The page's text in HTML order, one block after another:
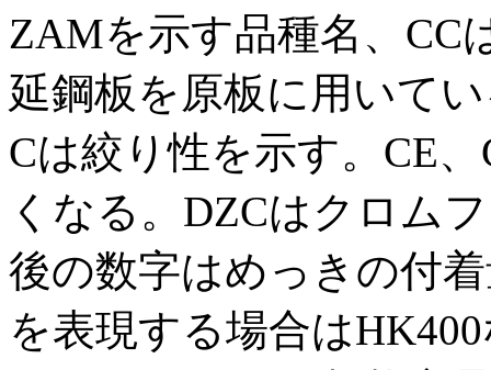
ZAMを示す品種名、CC
延鋼板を原板に用いて
Cは絞り性を示す。CE
くなる。DZCはクロム
後の数字はめっきの付
を表現する場合は